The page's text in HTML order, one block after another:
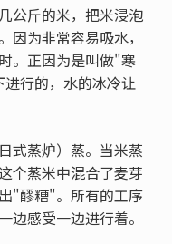
公斤的米，把米浸泡
为非常容易吸水，
。正因为是叫做"寒
行的，水的冰冷让
式蒸炉）蒸。当米蒸
个蒸米中混合了麦芽
"醪糟"。所有的工序
边感受一边进行着。